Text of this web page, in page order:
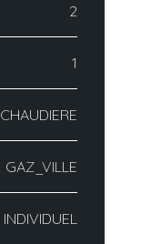
2
1
CHAUDIERE
GAZ_VILLE
INDIVIDUEL